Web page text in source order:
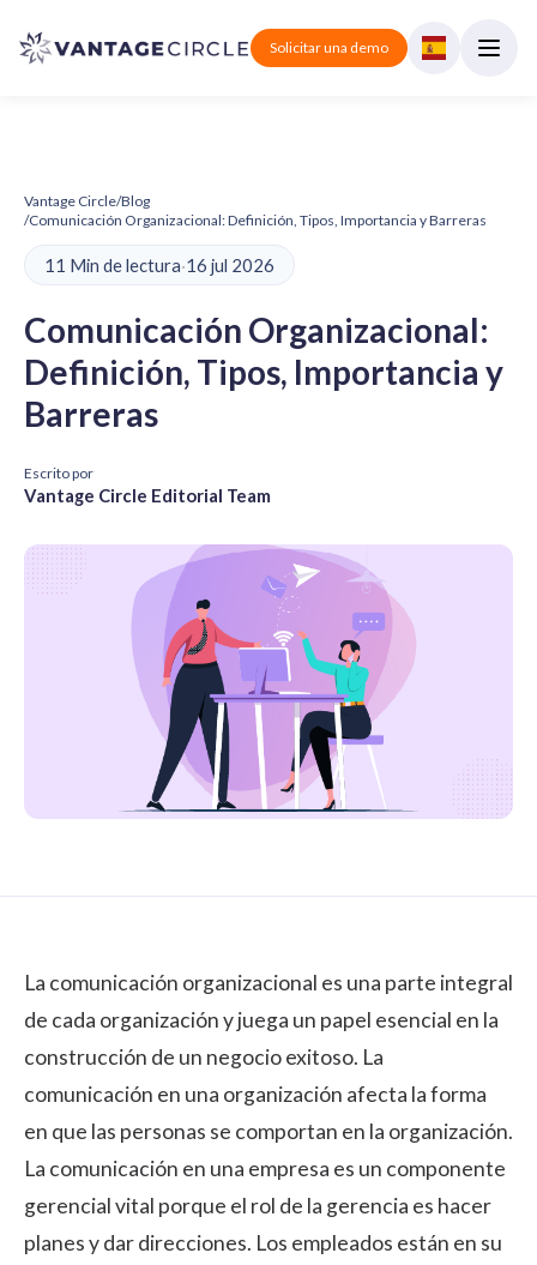
Solicitar una demo
Vantage Circle/Blog
/Comunicación Organizacional: Definición, Tipos, Importancia y Barreras
11 Min de lectura·16 jul 2026
Comunicación Organizacional:
Definición, Tipos, Importancia y
Barreras
Escrito por
Vantage Circle Editorial Team
La comunicación organizacional es una parte integral
de cada organización y juega un papel esencial en la
construcción de un negocio exitoso. La
comunicación en una organización afecta la forma
en que las personas se comportan en la organización.
La comunicación en una empresa es un componente
gerencial vital porque el rol de la gerencia es hacer
planes y dar direcciones. Los empleados están en su